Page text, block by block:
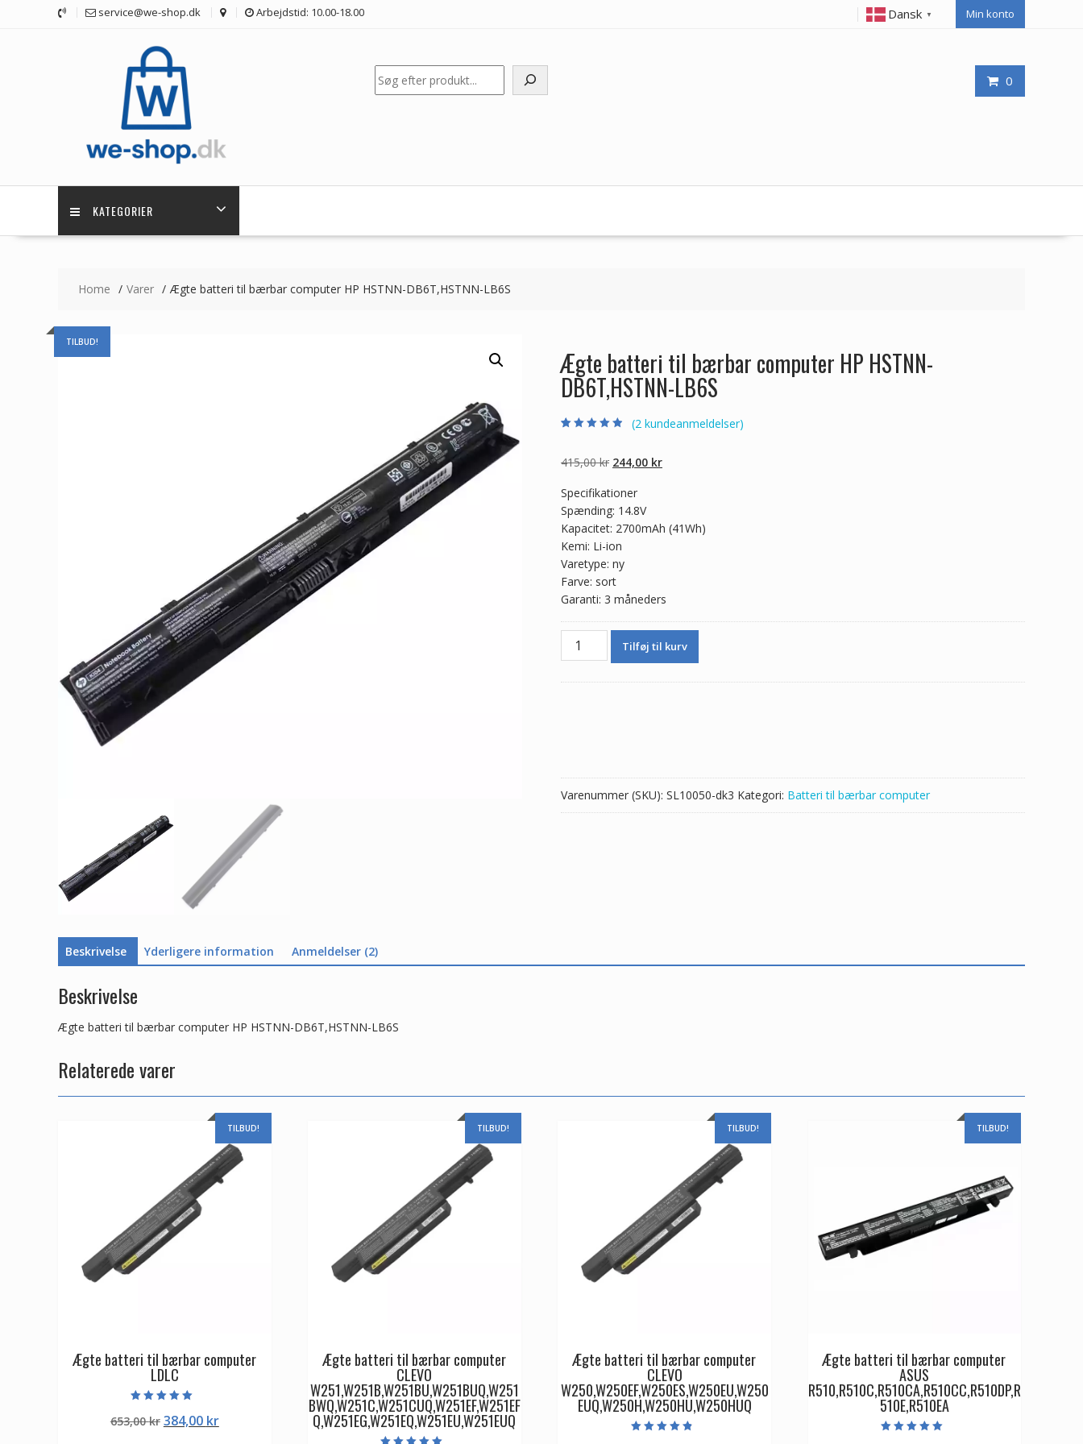
service@we-shop.dk Arbejdstid: 10.00-18.00 Dansk ▼ Min konto
0
Søg
KATEGORIER
Home Varer Ægte batteri til bærbar computer HP HSTNN-DB6T,HSTNN-LB6S
TILBUD!
Ægte batteri til bærbar computer HP HSTNN-
DB6T,HSTNN-LB6S
baseret på
kundebedømme
(2 kundeanmeldelser)
415,00kr Den
pris
var:
415,00 kr.
244,00 krDen
244,00 kr.
Specifikationer
Spænding: 14.8V
Kapacitet: 2700mAh (41Wh)
Kemi: Li-ion
Varetype: ny
Farve: sort
Garanti: 3 måneders
Ægte
batteri
LB6S
antal
Tilføj til kurv
Varenummer (SKU): SL10050-dk3 Kategori: Batteri til bærbar computer
Beskrivelse Yderligere information Anmeldelser (2)
Beskrivelse
Ægte batteri til bærbar computer HP HSTNN-DB6T,HSTNN-LB6S
Relaterede varer
TILBUD!
Ægte batteri til bærbar computer
LDLC
5.00
ud af 5
653,00kr Den
384,00 krDen
TILBUD!
Ægte batteri til bærbar computer
CLEVO
W251,W251B,W251BU,W251BUQ,W251
BWQ,W251C,W251CUQ,W251EF,W251EF
Q,W251EG,W251EQ,W251EU,W251EUQ
TILBUD!
Ægte batteri til bærbar computer
CLEVO
W250,W250EF,W250ES,W250EU,W250
EUQ,W250H,W250HU,W250HUQ
TILBUD!
Ægte batteri til bærbar computer
ASUS
R510,R510C,R510CA,R510CC,R510DP,R
510E,R510EA